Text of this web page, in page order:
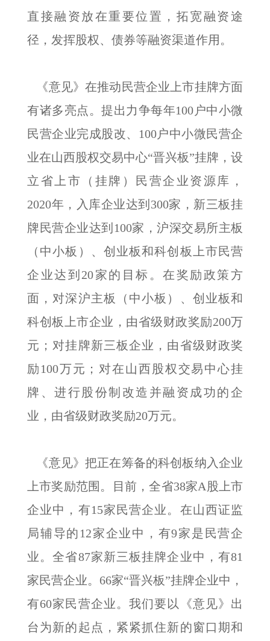
直接融资放在重要位置，拓宽融资途
径，发挥股权、债券等融资渠道作用。
《意见》在推动民营企业上市挂牌方面
有诸多亮点。提出力争每年100户中小微
民营企业完成股改、100户中小微民营企
业在山西股权交易中心“晋兴板”挂牌，设
立省上市（挂牌）民营企业资源库，
2020年，入库企业达到300家，新三板挂
牌民营企业达到100家，沪深交易所主板
（中小板）、创业板和科创板上市民营
企业达到20家的目标。在奖励政策方
面，对深沪主板（中小板）、创业板和
科创板上市企业，由省级财政奖励200万
元；对挂牌新三板企业，由省级财政奖
励100万元；对在山西股权交易中心挂
牌、进行股份制改造并融资成功的企
业，由省级财政奖励20万元。
《意见》把正在筹备的科创板纳入企业
上市奖励范围。目前，全省38家A股上市
企业中，有15家民营企业。在山西证监
局辅导的12家企业中，有9家是民营企
业。全省87家新三板挂牌企业中，有81
家民营企业。66家“晋兴板”挂牌企业中，
有60家民营企业。我们要以《意见》出
台为新的起点，紧紧抓住新的窗口期和